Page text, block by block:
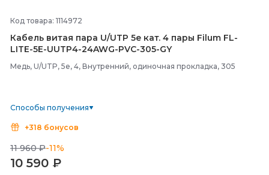
Код товара: 1114972
Кабель витая пара U/UTP 5e кат. 4 пары Filum FL-
LITE-5E-UUTP4-24AWG-PVC-305-GY
Медь, U/UTP, 5e, 4, Внутренний, одиночная прокладка, 305
Способы получения
+318 бонусов
11 960 ₽-11%
10 590 ₽